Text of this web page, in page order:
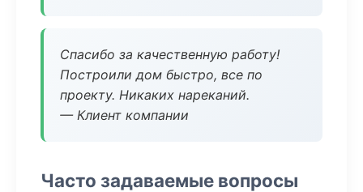
Спасибо за качественную работу!
Построили дом быстро, все по
проекту. Никаких нареканий.
— Клиент компании
Часто задаваемые вопросы